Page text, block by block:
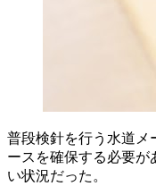
普段検針を行う水道メ
ースを確保する必要が
い状況だった。